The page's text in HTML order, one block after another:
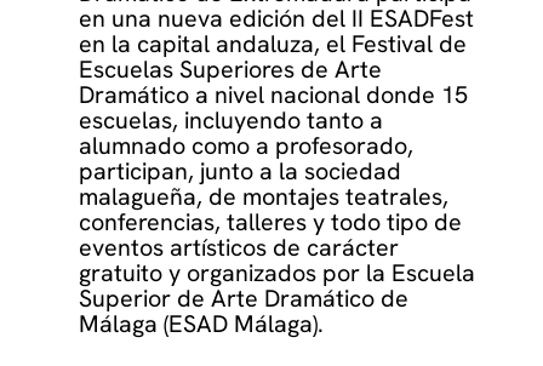
en una nueva edición del II ESADFest
en la capital andaluza, el Festival de
Escuelas Superiores de Arte
Dramático a nivel nacional donde 15
escuelas, incluyendo tanto a
alumnado como a profesorado,
participan, junto a la sociedad
malagueña, de montajes teatrales,
conferencias, talleres y todo tipo de
eventos artísticos de carácter
gratuito y organizados por la Escuela
Superior de Arte Dramático de
Málaga (ESAD Málaga).